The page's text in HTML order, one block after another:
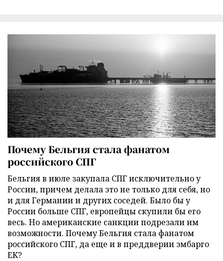
Почему Бельгия стала фанатом
российского СПГ
Бельгия в июле закупала СПГ исключительно у
России, причем делала это не только для себя, но
и для Германии и других соседей. Было бы у
России больше СПГ, европейцы скупили бы его
весь. Но американские санкции подрезали им
возможности. Почему Бельгия стала фанатом
российского СПГ, да еще и в преддверии эмбарго
ЕК?